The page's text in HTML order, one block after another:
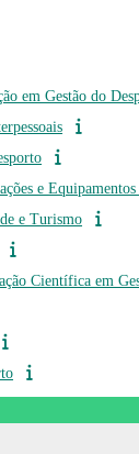
em Gestão do
e
e Turismo
Científica em